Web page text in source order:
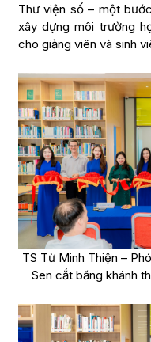
Thư viện số – một
xây dựng môi trường
cho giảng viên và sinh
TS Từ Minh Thiện –
Sen cắt băng khánh